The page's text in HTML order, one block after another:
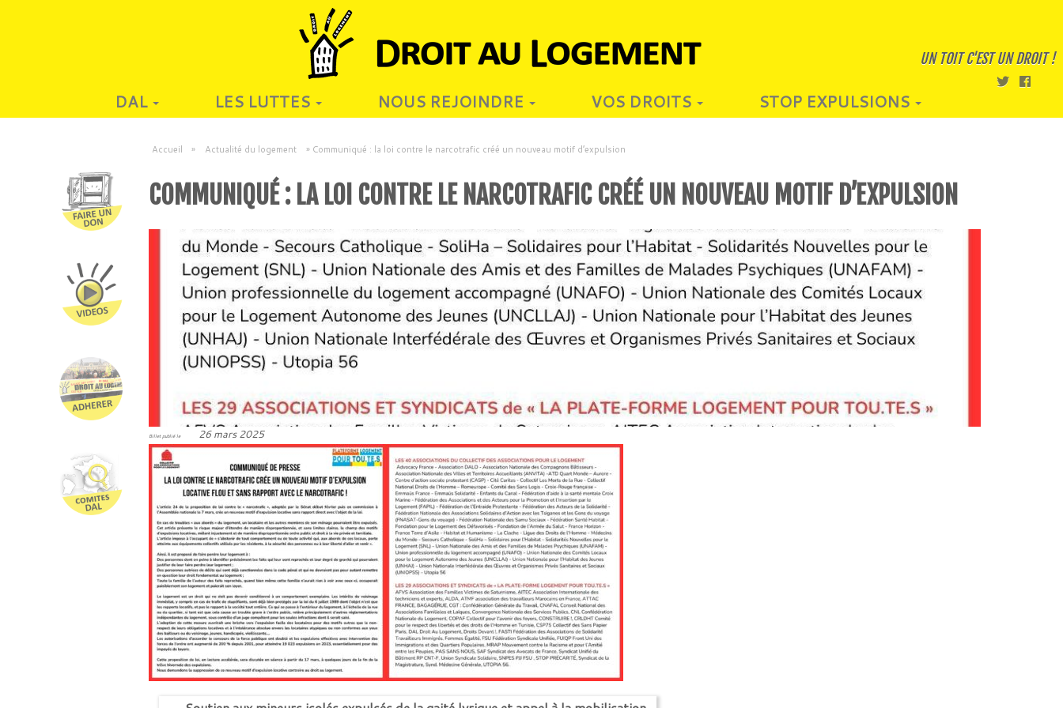
UN TOIT C'EST UN DROIT !
DAL LES LUTTES NOUS REJOINDRE VOS DROITS STOP EXPULSIONS
Accueil » Actualité du logement » Communiqué : la loi contre le narcotrafic créé un nouveau motif d’expulsion
COMMUNIQUÉ : LA LOI CONTRE LE NARCOTRAFIC CRÉÉ UN NOUVEAU MOTIF D’EXPULSION
Billet publié le 26 mars 2025